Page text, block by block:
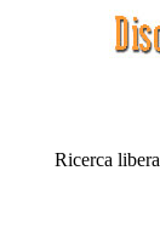
Ricerca libera